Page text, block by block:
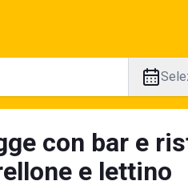
con bar e
e lettino